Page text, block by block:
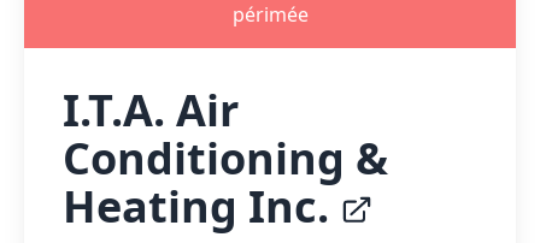
périmée
I.T.A. Air
Conditioning &
Heating Inc.